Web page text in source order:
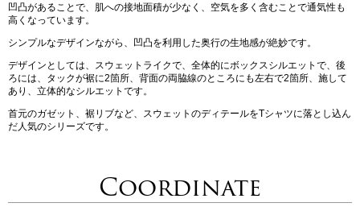
凹凸があることで、肌への接地面積が少なく、空気を多く含むことで通気性も
高くなっています。
シンプルなデザインながら、凹凸を利用した奥行の生地感が絶妙です。
デザインとしては、スウェットライクで、全体的にボックスシルエットで、後
ろには、タックが裾に2箇所、背面の両脇線のところにも左右で2箇所、施して
あり、立体的なシルエットです。
首元のガゼット、裾リブなど、スウェットのディテールをTシャツに落とし込ん
だ人気のシリーズです。
Coordinate